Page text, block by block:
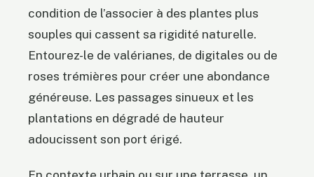
condition de l’associer à des plantes plus
souples qui cassent sa rigidité naturelle.
Entourez-le de valérianes, de digitales ou de
roses trémières pour créer une abondance
généreuse. Les passages sinueux et les
plantations en dégradé de hauteur
adoucissent son port érigé.